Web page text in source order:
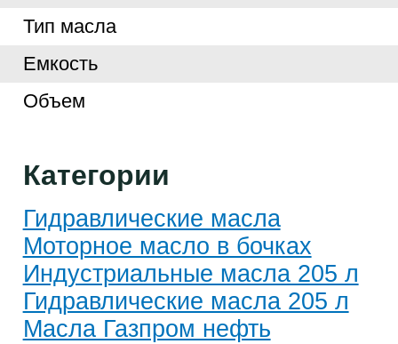
Тип масла
Емкость
Объем
Категории
Гидравлические масла
Моторное масло в бочках
Индустриальные масла 205 л
Гидравлические масла 205 л
Масла Газпром нефть